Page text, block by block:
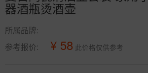
器酒瓶烫酒壶
所属品牌:
参考报价:
¥ 58 此价格仅供参考